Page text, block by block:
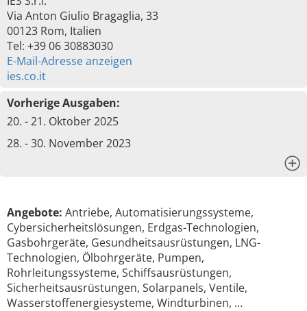
Via Anton Giulio Bragaglia, 33
00123 Rom, Italien
Tel: +39 06 30883030
E-Mail-Adresse anzeigen
ies.co.it
Vorherige Ausgaben:
20. - 21. Oktober 2025
28. - 30. November 2023
Angebote: Antriebe, Automatisierungssysteme,
Cybersicherheitslösungen, Erdgas-Technologien,
Gasbohrgeräte, Gesundheitsausrüstungen, LNG-
Technologien, Ölbohrgeräte, Pumpen,
Rohrleitungssysteme, Schiffsausrüstungen,
Sicherheitsausrüstungen, Solarpanels, Ventile,
Wasserstoffenergiesysteme, Windturbinen, …